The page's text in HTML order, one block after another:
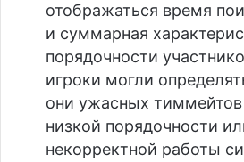
отображаться время
и суммарная
порядочности
игроки могли
они ужасных тиммейтов
низкой порядочности
некорректной работы